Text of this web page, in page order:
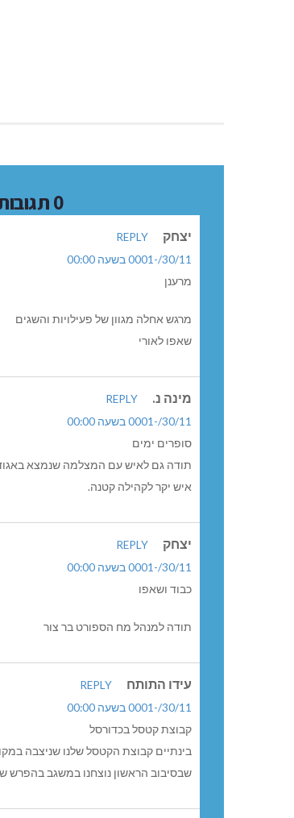
0 תגובות
יצחק
REPLY
30/11/-0001 בשעה 00:00
מרענן
מרגש אחלה מגוון של פעילויות והשגים
שאפו לאורי
מינה נ.
REPLY
30/11/-0001 בשעה 00:00
סופרים ימים
תודה גם לאיש עם המצלמה שנמצא
איש יקר לקהילה קטנה.
יצחק
REPLY
30/11/-0001 בשעה 00:00
כבוד ושאפו
תודה למנהל מח הספורט בר צור
עידו התותח
REPLY
30/11/-0001 בשעה 00:00
קבוצת קטסל בכדורסל
שבסיבוב הראשון נוצחנו במשגב בהפרש של 2 נק’, הקבוצה שלנו נתנה הצגה של ממש בעיקר במשחק